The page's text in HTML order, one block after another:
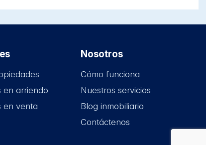
en arriendo
en venta
Nosotros
Cómo funciona
Nuestros servicios
Blog inmobiliario
Contáctenos